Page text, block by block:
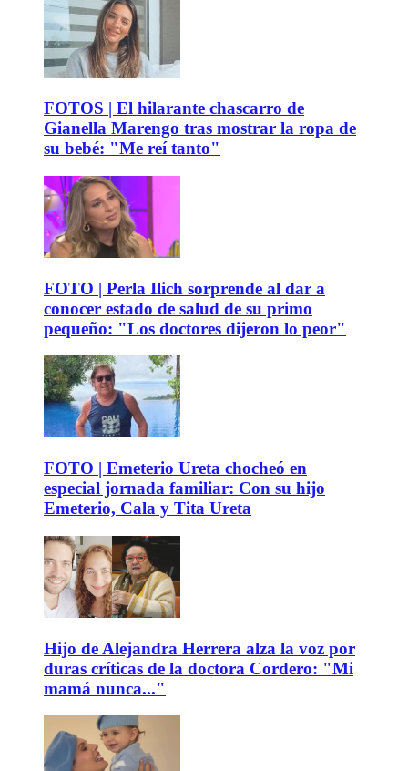
FOTOS | El hilarante chascarro de
Gianella Marengo tras mostrar la ropa de
su bebé: "Me reí tanto"
FOTO | Perla Ilich sorprende al dar a
conocer estado de salud de su primo
pequeño: "Los doctores dijeron lo peor"
FOTO | Emeterio Ureta chocheó en
especial jornada familiar: Con su hijo
Emeterio, Cala y Tita Ureta
Hijo de Alejandra Herrera alza la voz por
duras críticas de la doctora Cordero: "Mi
mamá nunca..."